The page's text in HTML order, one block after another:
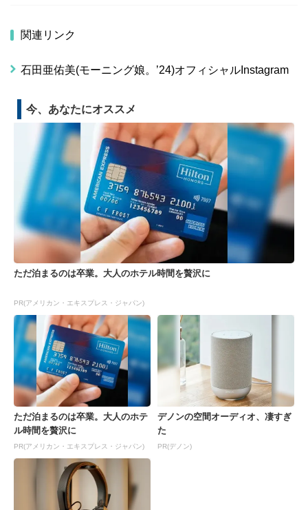
関連リンク
石田亜佑美(モーニング娘。’24)オフィシャルInstagram
今、あなたにオススメ
ただ泊まるのは卒業。大人のホテル時間を贅沢に
PR(アメリカン・エキスプレス・ジャパン)
ただ泊まるのは卒業。大人のホテ
ル時間を贅沢に
PR(アメリカン・エキスプレス・ジャパン)
デノンの空間オーディオ、凄すぎ
た
PR(デノン)